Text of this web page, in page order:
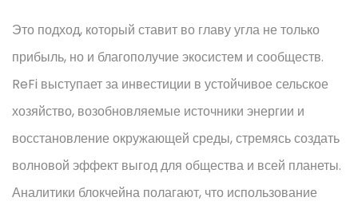
Это подход, который ставит во главу угла не только
прибыль, но и благополучие экосистем и сообществ.
ReFi выступает за инвестиции в устойчивое сельское
хозяйство, возобновляемые источники энергии и
восстановление окружающей среды, стремясь создать
волновой эффект выгод для общества и всей планеты.
Аналитики блокчейна полагают, что использование